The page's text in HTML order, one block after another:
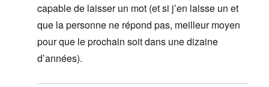
capable de laisser un mot (et si j’en laisse un et
que la personne ne répond pas, meilleur moyen
pour que le prochain soit dans une dizaine
d’années).